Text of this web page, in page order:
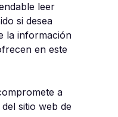
leer
si desea
la información
en este
a
sitio web de